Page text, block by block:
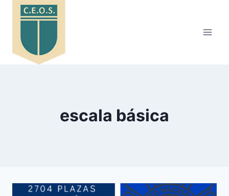
Saltar
escala básica